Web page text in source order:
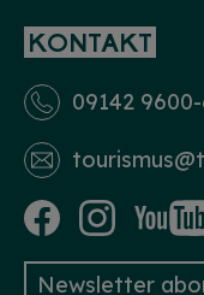
KONTAKT
09142
Newsletter